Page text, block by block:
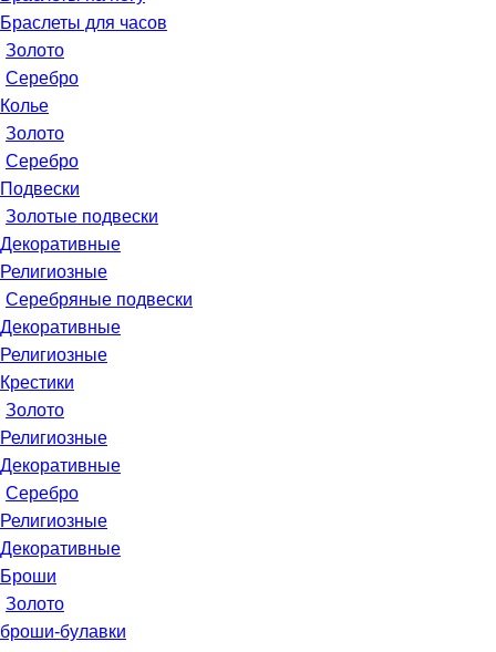
Браслеты для часов
Золото
Серебро
Колье
Золото
Серебро
Подвески
Золотые подвески
Декоративные
Религиозные
Серебряные подвески
Декоративные
Религиозные
Крестики
Золото
Религиозные
Декоративные
Серебро
Религиозные
Декоративные
Броши
Золото
броши-булавки